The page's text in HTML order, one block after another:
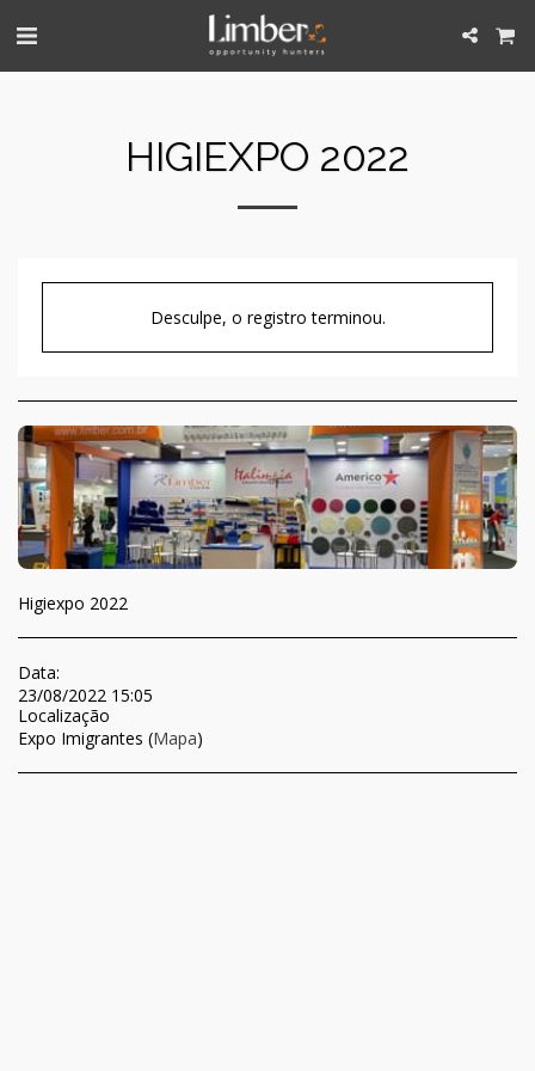
HIGIEXPO 2022
Desculpe, o registro terminou.
Higiexpo 2022
Data:
23/08/2022 15:05
Localização
Expo Imigrantes (Mapa)